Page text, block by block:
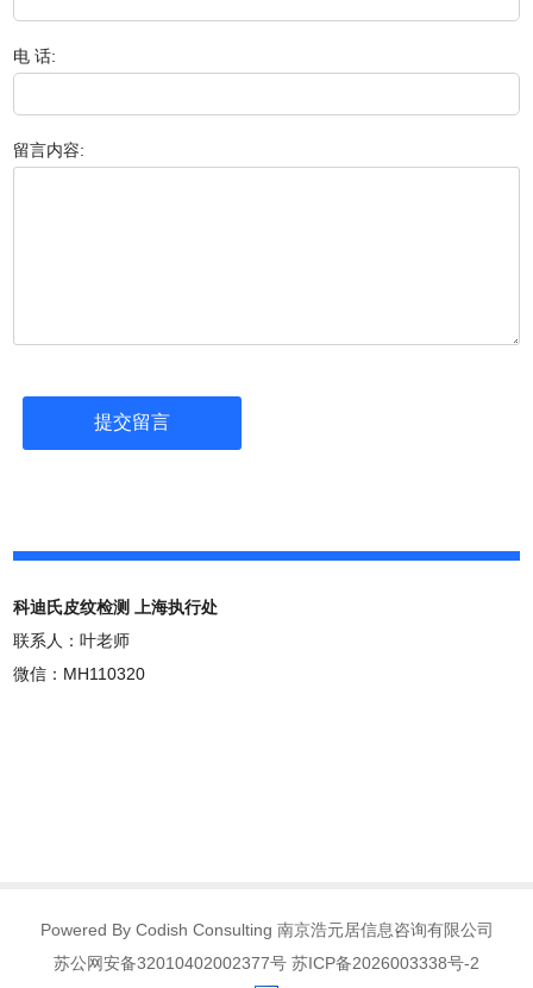
电 话:
留言内容:
科迪氏皮纹检测 上海执行处
联系人：叶老师
微信：MH110320
Powered By Codish Consulting 南京浩元居信息咨询有限公司
苏公网安备32010402002377号 苏ICP备2026003338号-2